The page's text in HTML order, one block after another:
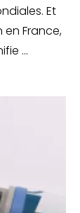
Et
en France,
...